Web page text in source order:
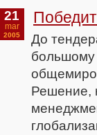
21
mar
2005
До
большому
Решение,